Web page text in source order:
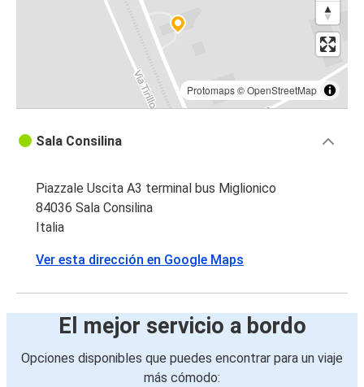
Protomaps©OpenStreetMap
Sala Consilina
Piazzale Uscita A3 terminal bus Miglionico
84036 Sala Consilina
Italia
Ver esta dirección en Google Maps
El mejor servicio a bordo
Opciones disponibles que puedes encontrar para un viaje
más cómodo: